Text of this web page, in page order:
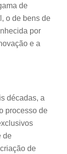
de
o de bens de
por
e a
décadas, a
processo de
de
de